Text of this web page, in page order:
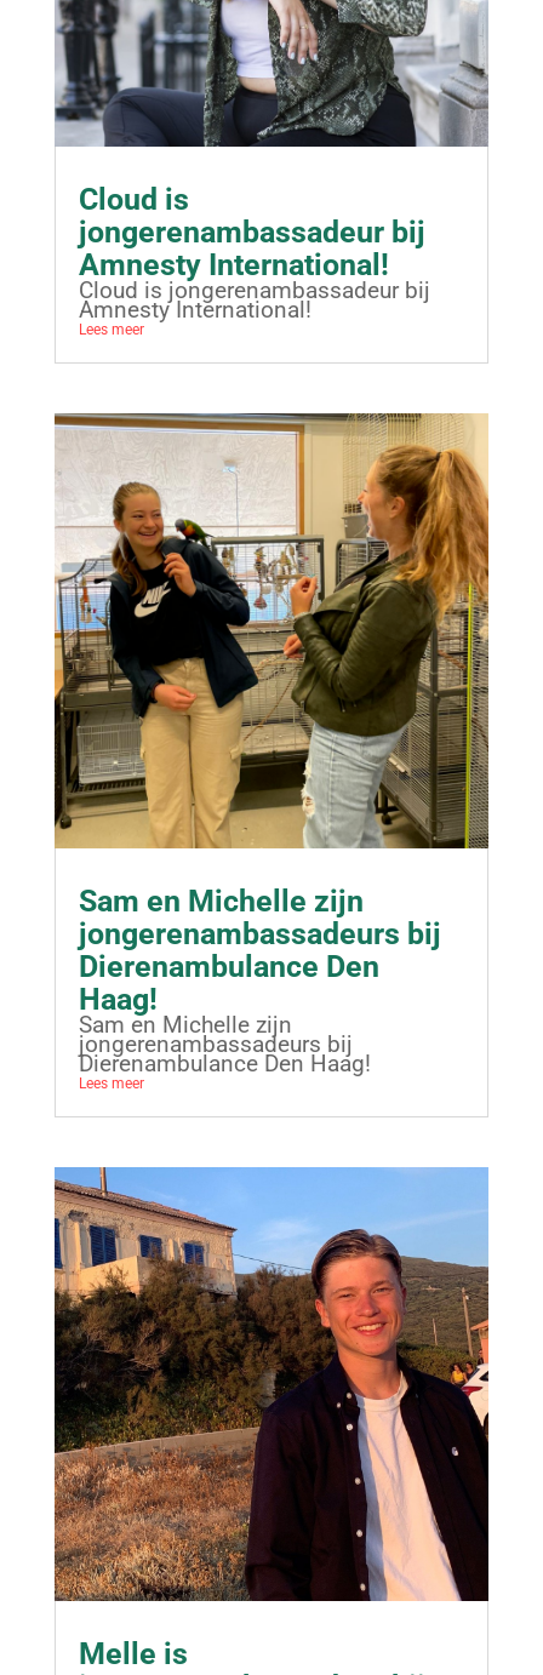
Cloud is
jongerenambassadeur bij
Amnesty International!
Cloud is jongerenambassadeur bij
Amnesty International!
Lees meer
Sam en Michelle zijn
jongerenambassadeurs bij
Dierenambulance Den
Haag!
Sam en Michelle zijn
jongerenambassadeurs bij
Dierenambulance Den Haag!
Lees meer
Melle is